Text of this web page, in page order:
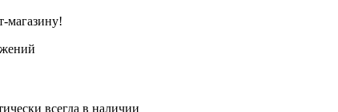
магазину!
всегда в наличии